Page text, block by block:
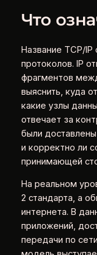
Что
Название TCP/IP
протоколов. IP
фрагментов
выяснить, куда
какие узлы
отвечает за
были
и корректно ли
принимающей
На реальном
2 стандарта, а
интернета. В
приложений,
передачи по